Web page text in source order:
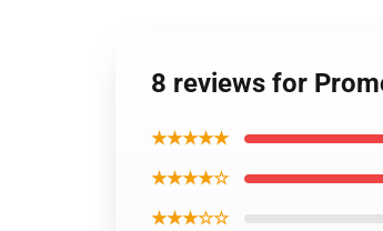
8 reviews for
★★★★★
★★★★☆
★★★☆☆